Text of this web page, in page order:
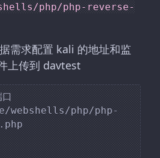
php/php-reverse-
需求配置 kali 的地址和监
上传到 davtest
webshells/php/php-